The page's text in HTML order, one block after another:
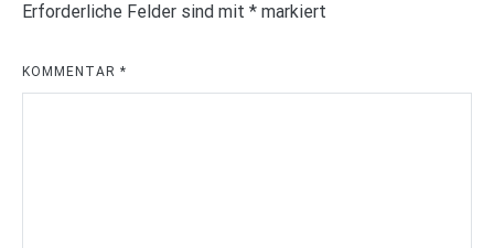
Erforderliche Felder sind mit * markiert
KOMMENTAR *